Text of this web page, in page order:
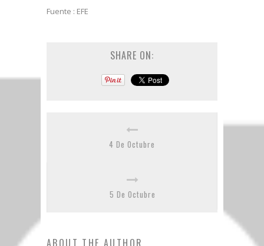
Fuente : EFE
SHARE ON:
4 De Octubre
5 De Octubre
ABOUT THE AUTHOR